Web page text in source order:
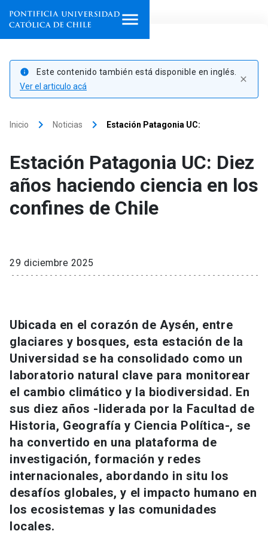
Programas de estudio
institutos
Investigación
Internacionalización launch
Extensión
Universidad
Futuros estudiantes
Estudiantes
Académicos
Personal
Alumni launch
Padres y familia
Vecinos launch
Go to english site launch
Admisión launch
Correo UC launch
Mi Portal UC
Medios Biblioteca launch
Donaciones
info
Este contenido también está disponible en inglés.
Ver el articulo acá
close
Inicio keyboard_arrow_right Noticias keyboard_arrow_right Estación Patagonia UC:
Estación Patagonia UC: Diez
años haciendo ciencia en los
confines de Chile
29 diciembre 2025
Ubicada en el corazón de Aysén, entre
glaciares y bosques, esta estación de la
Universidad se ha consolidado como un
laboratorio natural clave para monitorear
el cambio climático y la biodiversidad. En
sus diez años -liderada por la Facultad de
Historia, Geografía y Ciencia Política-, se
ha convertido en una plataforma de
investigación, formación y redes
internacionales, abordando in situ los
desafíos globales, y el impacto humano en
los ecosistemas y las comunidades
locales.